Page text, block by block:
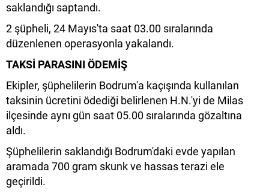
saklandığı saptandı.
2 şüpheli, 24 Mayıs'ta saat 03.00 sıralarında
düzenlenen operasyonla yakalandı.
TAKSİ PARASINI ÖDEMİŞ
Ekipler, şüphelilerin Bodrum'a kaçışında kullanılan
taksinin ücretini ödediği belirlenen H.N.'yi de Milas
ilçesinde aynı gün saat 05.00 sıralarında gözaltına
aldı.
Şüphelilerin saklandığı Bodrum'daki evde yapılan
aramada 700 gram skunk ve hassas terazi ele
geçirildi.